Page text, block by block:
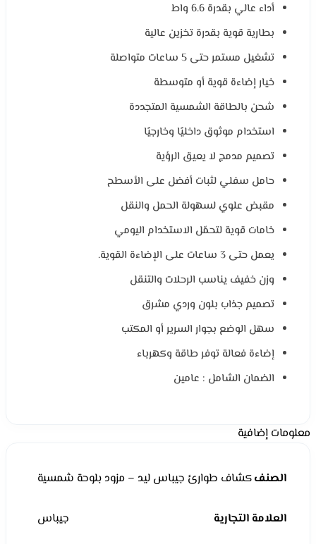
أداء عالي بقدرة 6.6 واط
بطارية قوية بقدرة تخزين عالية
تشغيل مستمر حتى 5 ساعات متواصلة
خيار إضاءة قوية أو متوسطة
شحن بالطاقة الشمسية المتجددة
استخدام موثوق داخليًا وخارجيًا
تصميم مدمج لا يعيق الرؤية
حامل سفلي لثبات أفضل على الأسطح
مقبض علوي لسهولة الحمل والنقل
خامات قوية لتحمّل الاستخدام اليومي
يعمل حتى 3 ساعات على الإضاءة القوية.
وزن خفيف يناسب الرحلات والتنقل
تصميم جذاب بلون وردي مشرق
سهل الوضع بجوار السرير أو المكتب
إضاءة فعالة توفر طاقة وكهرباء
الضمان الشامل : عامين
معلومات إضافية
الصنفكشاف طوارئ جيباس ليد – مزود بلوحة شمسية
العلامة التجارية جيباس